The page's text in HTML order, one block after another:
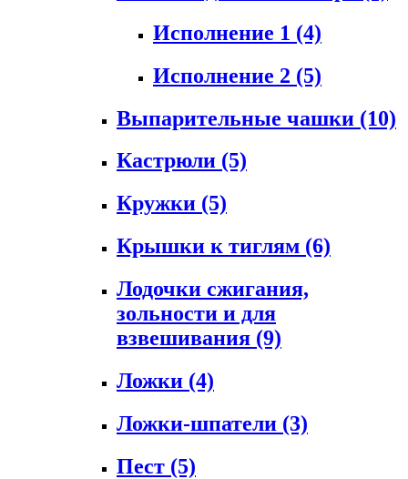
Исполнение 1 (4)
Исполнение 2 (5)
Выпарительные чашки (10)
Кастрюли (5)
Кружки (5)
Крышки к тиглям (6)
Лодочки сжигания,
зольности и для
взвешивания (9)
Ложки (4)
Ложки-шпатели (3)
Пест (5)